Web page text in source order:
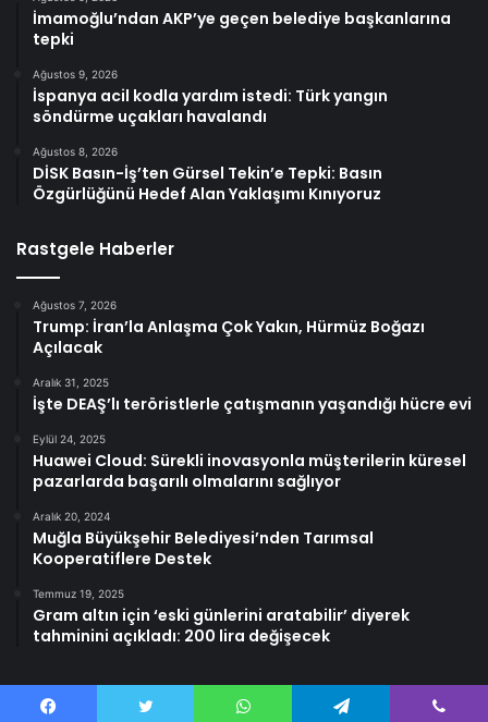
İmamoğlu’ndan AKP’ye geçen belediye başkanlarına
tepki
Ağustos 9, 2026
İspanya acil kodla yardım istedi: Türk yangın
söndürme uçakları havalandı
Ağustos 8, 2026
DİSK Basın-İş’ten Gürsel Tekin’e Tepki: Basın
Özgürlüğünü Hedef Alan Yaklaşımı Kınıyoruz
Rastgele Haberler
Ağustos 7, 2026
Trump: İran’la Anlaşma Çok Yakın, Hürmüz Boğazı
Açılacak
Aralık 31, 2025
İşte DEAŞ’lı teröristlerle çatışmanın yaşandığı hücre evi
Eylül 24, 2025
Huawei Cloud: Sürekli inovasyonla müşterilerin küresel
pazarlarda başarılı olmalarını sağlıyor
Aralık 20, 2024
Muğla Büyükşehir Belediyesi’nden Tarımsal
Kooperatiflere Destek
Temmuz 19, 2025
Gram altın için ‘eski günlerini aratabilir’ diyerek
tahminini açıkladı: 200 lira değişecek